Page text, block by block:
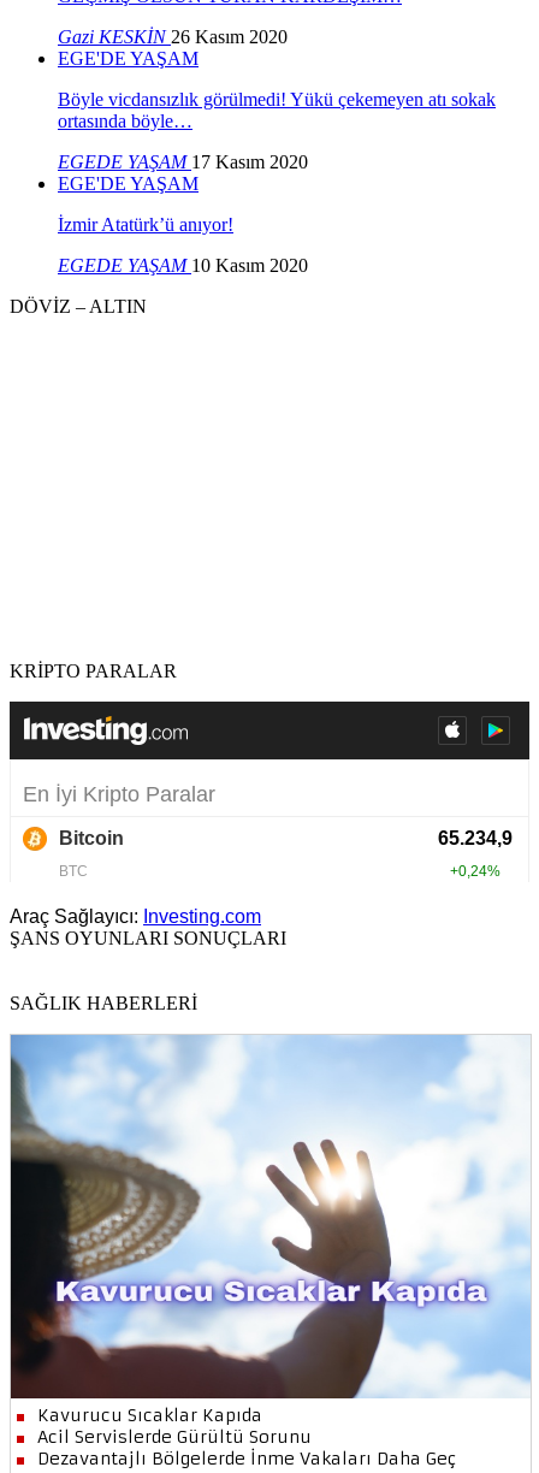
Gazi KESKİN 26 Kasım 2020
EGE'DE YAŞAM
Böyle vicdansızlık görülmedi! Yükü çekemeyen atı sokak
ortasında böyle…
EGEDE YAŞAM 17 Kasım 2020
EGE'DE YAŞAM
İzmir Atatürk’ü anıyor!
EGEDE YAŞAM 10 Kasım 2020
DÖVİZ – ALTIN
KRİPTO PARALAR
Araç Sağlayıcı: Investing.com
ŞANS OYUNLARI SONUÇLARI
SAĞLIK HABERLERİ